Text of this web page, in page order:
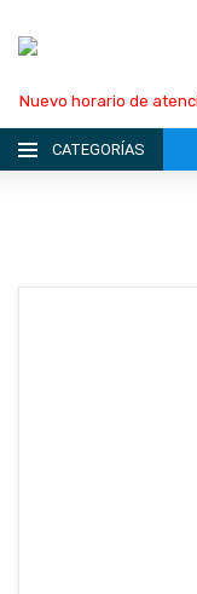
Nuevo horario de
CATEGORÍAS